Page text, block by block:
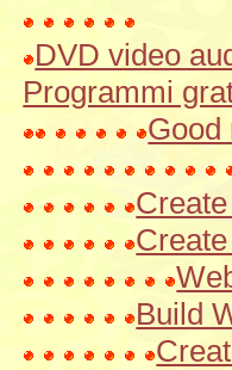
DVD video
Programmi
Good
Build